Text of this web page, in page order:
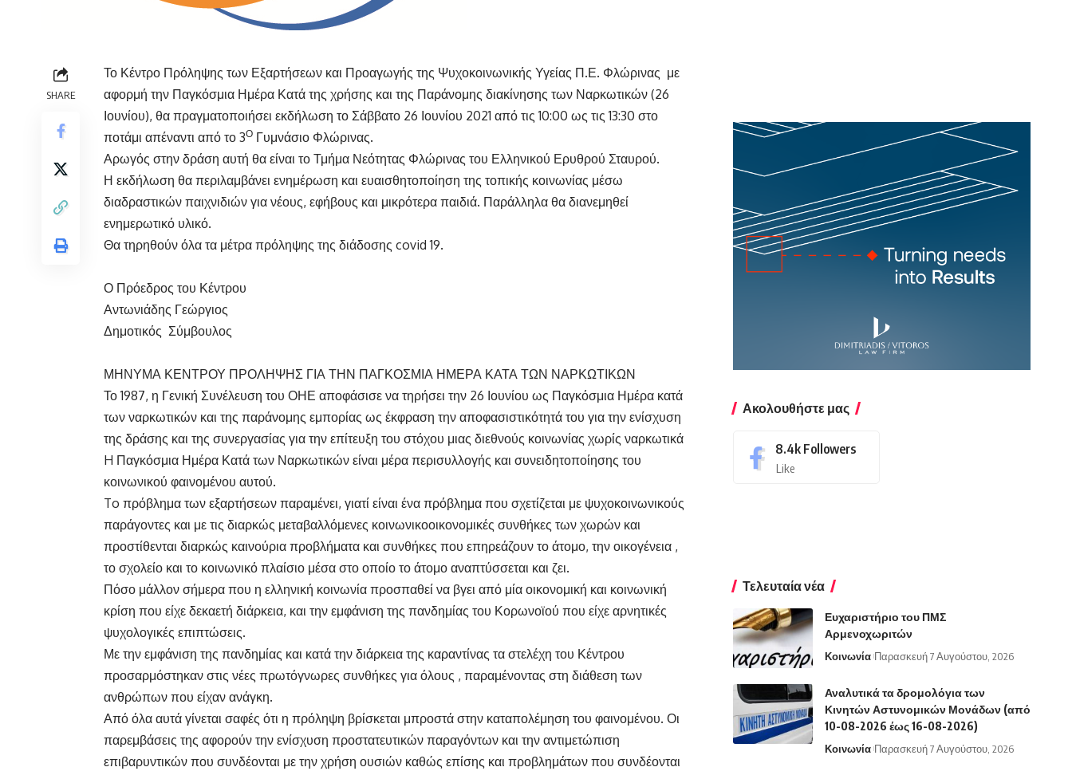
SHARE
Το Κέντρο Πρόληψης των Εξαρτήσεων και Προαγωγής της Ψυχοκοινωνικής Υγείας Π.Ε. Φλώρινας με
αφορμή την Παγκόσμια Ημέρα Κατά της χρήσης και της Παράνομης διακίνησης των Ναρκωτικών (26
Ιουνίου), θα πραγματοποιήσει εκδήλωση το Σάββατο 26 Ιουνίου 2021 από τις 10:00 ως τις 13:30 στο
ποτάμι απέναντι από το 3Ο Γυμνάσιο Φλώρινας.
Αρωγός στην δράση αυτή θα είναι το Τμήμα Νεότητας Φλώρινας του Ελληνικού Ερυθρού Σταυρού.
Η εκδήλωση θα περιλαμβάνει ενημέρωση και ευαισθητοποίηση της τοπικής κοινωνίας μέσω
διαδραστικών παιχνιδιών για νέους, εφήβους και μικρότερα παιδιά. Παράλληλα θα διανεμηθεί
ενημερωτικό υλικό.
Θα τηρηθούν όλα τα μέτρα πρόληψης της διάδοσης covid 19.
Ο Πρόεδρος του Κέντρου
Αντωνιάδης Γεώργιος
Δημοτικός Σύμβουλος
ΜΗΝΥΜΑ ΚΕΝΤΡΟΥ ΠΡΟΛΗΨΗΣ ΓΙΑ ΤΗΝ ΠΑΓΚΟΣΜΙΑ ΗΜΕΡΑ ΚΑΤΑ ΤΩΝ ΝΑΡΚΩΤΙΚΩΝ
Το 1987, η Γενική Συνέλευση του ΟΗΕ αποφάσισε να τηρήσει την 26 Ιουνίου ως Παγκόσμια Ημέρα κατά
των ναρκωτικών και της παράνομης εμπορίας ως έκφραση την αποφασιστικότητά του για την ενίσχυση
της δράσης και της συνεργασίας για την επίτευξη του στόχου μιας διεθνούς κοινωνίας χωρίς ναρκωτικά
H Παγκόσμια Ημέρα Κατά των Ναρκωτικών είναι μέρα περισυλλογής και συνειδητοποίησης του
κοινωνικού φαινομένου αυτού.
To πρόβλημα των εξαρτήσεων παραμένει, γιατί είναι ένα πρόβλημα που σχετίζεται με ψυχοκοινωνικούς
παράγοντες και με τις διαρκώς μεταβαλλόμενες κοινωνικοοικονομικές συνθήκες των χωρών και
προστίθενται διαρκώς καινούρια προβλήματα και συνθήκες που επηρεάζουν το άτομο, την οικογένεια ,
το σχολείο και το κοινωνικό πλαίσιο μέσα στο οποίο το άτομο αναπτύσσεται και ζει.
Πόσο μάλλον σήμερα που η ελληνική κοινωνία προσπαθεί να βγει από μία οικονομική και κοινωνική
κρίση που είχε δεκαετή διάρκεια, και την εμφάνιση της πανδημίας του Κορωνοϊού που είχε αρνητικές
ψυχολογικές επιπτώσεις.
Με την εμφάνιση της πανδημίας και κατά την διάρκεια της καραντίνας τα στελέχη του Κέντρου
προσαρμόστηκαν στις νέες πρωτόγνωρες συνθήκες για όλους , παραμένοντας στη διάθεση των
ανθρώπων που είχαν ανάγκη.
Από όλα αυτά γίνεται σαφές ότι η πρόληψη βρίσκεται μπροστά στην καταπολέμηση του φαινομένου. Οι
παρεμβάσεις της αφορούν την ενίσχυση προστατευτικών παραγόντων και την αντιμετώπιση
επιβαρυντικών που συνδέονται με την χρήση ουσιών καθώς επίσης και προβλημάτων που συνδέονται
Ακολουθήστε μας
8.4k Followers
Like
Τελευταία νέα
Ευχαριστήριο του ΠΜΣ
Αρμενοχωριτών
Κοινωνία Παρασκευή 7 Αυγούστου, 2026
Αναλυτικά τα δρομολόγια των
Κινητών Αστυνομικών Μονάδων (από
10-08-2026 έως 16-08-2026)
Κοινωνία Παρασκευή 7 Αυγούστου, 2026